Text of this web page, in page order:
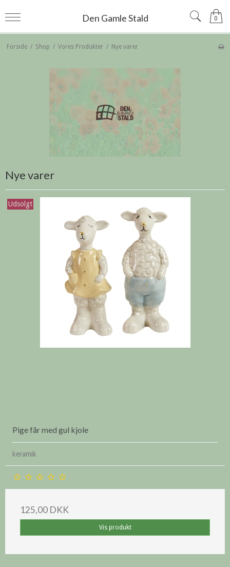
Den Gamle Stald 0
Forside / Shop / Vores Produkter / Nye varer
Nye varer
Udsolgt
Pige får med gul kjole
keramik
125,00 DKK
Vis produkt